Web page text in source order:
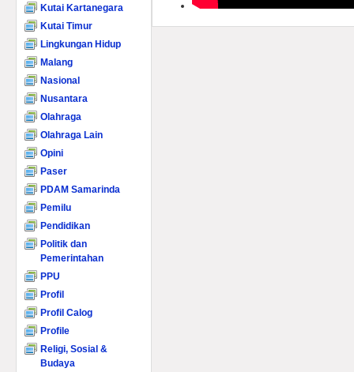
Kutai Kartanegara
Kutai Timur
Lingkungan Hidup
Malang
Nasional
Nusantara
Olahraga
Olahraga Lain
Opini
Paser
PDAM Samarinda
Pemilu
Pendidikan
Politik dan
Pemerintahan
PPU
Profil
Profil Calog
Profile
Religi, Sosial &
Budaya